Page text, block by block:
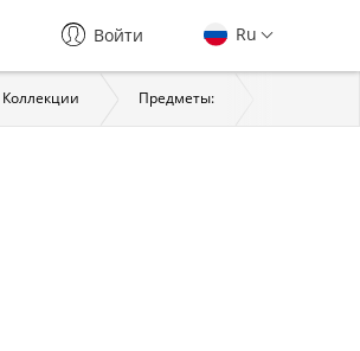
Ru
Войти
Коллекции Предметы: